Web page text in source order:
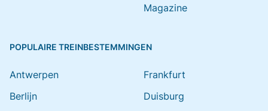
Magazine
POPULAIRE TREINBESTEMMINGEN
Antwerpen
Berlijn
Frankfurt
Duisburg